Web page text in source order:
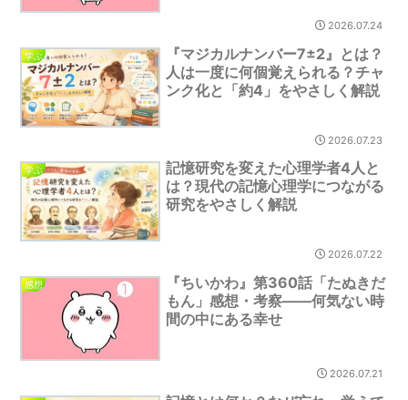
2026.07.24
学ぶ
『マジカルナンバー7±2』とは？
人は一度に何個覚えられる？チャ
ンク化と「約4」をやさしく解説
2026.07.23
学ぶ
記憶研究を変えた心理学者4人と
は？現代の記憶心理学につながる
研究をやさしく解説
2026.07.22
感想
『ちいかわ』第360話「たぬきだ
もん」感想・考察――何気ない時
間の中にある幸せ
2026.07.21